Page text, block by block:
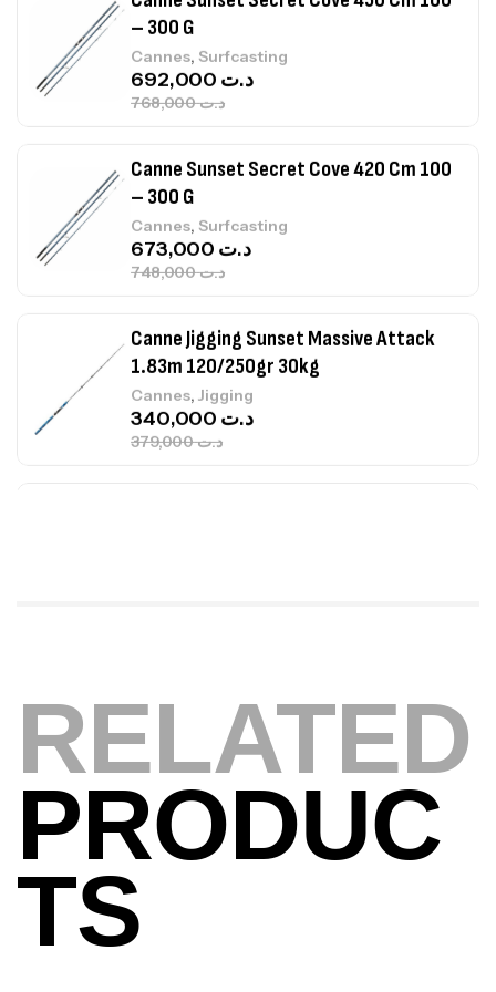
– 300 G
Cannes Surfcasting
د.ت768,000
د.ت
Canne Sunset Secret Cove 420 Cm 100
– 300 G
Cannes Surfcasting
د.ت748,000
د.ت
Canne Jigging Sunset Massive Attack
1.83m 120/250gr 30kg
Cannes Jigging
د.ت379,000
د.ت
Accastillage bateau,Accessoires bateaux
د.ت
Canne Sunset Beachstriker Surf Hybrid
420 Cm 100-250 G
RELATED
PRODUC
TS